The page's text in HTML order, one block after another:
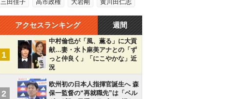
三田佳子 高市政権 大岩剛 黄川田仁志
アクセスランキング 週間
1
中村倫也が「風、薫る」に大貢
献…妻・水卜麻美アナとの「ず
っと仲良く」「にこやかな」近
況
2
欧州初の日本人指揮官誕生へ 森
保一監督の“再就職先”は「ベル